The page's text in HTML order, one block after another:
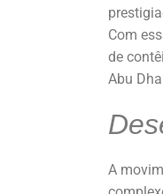
Com
de
Abu
A